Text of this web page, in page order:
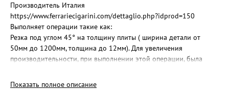
Производитель Италия
https://www.ferrariecigarini.com/dettaglio.php?idprod=150
Выполняет операции такие как:
Резка под углом 45° на толщину плиты ( ширина детали от
50мм до 1200мм, толщина до 12мм). Для увеличения
производительности, при выполнении этой операции, была
переустановлен в положение 45°, это позволило снизить
нагрузку на двигатель на 50%.
Показать полное описание